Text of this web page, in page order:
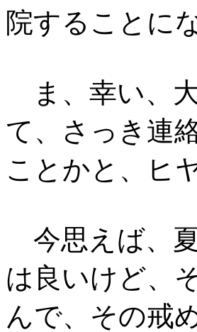
院することに
ま、幸い、
て、さっき連
ことかと、ヒ
今思えば、
は良いけど、
んで、その戒